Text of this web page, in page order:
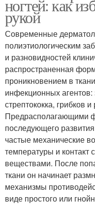
ногтей: как
рукой
Современные
полиэтиологическим
и разновидностей
распространенная
проникновением в
инфекционных агентов:
стрептококка, грибков
Предрасполагающими
последующего
частые механические
температуры и контакт
веществами. После
ткани он начинает
механизмы
виде простого или